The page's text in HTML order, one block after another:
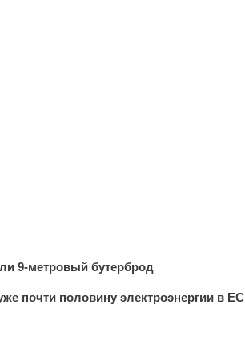
9-метровый бутерброд
почти половину электроэнергии в ЕС